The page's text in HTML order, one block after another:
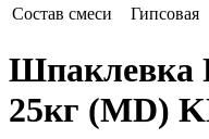
Состав смеси Гипсовая
Шпаклевка
25кг (MD)